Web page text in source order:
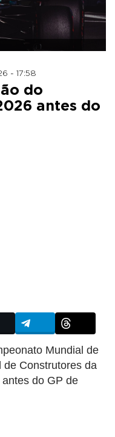
- 17:58
do
antes do
Mundial de
Construtores da
antes do GP de